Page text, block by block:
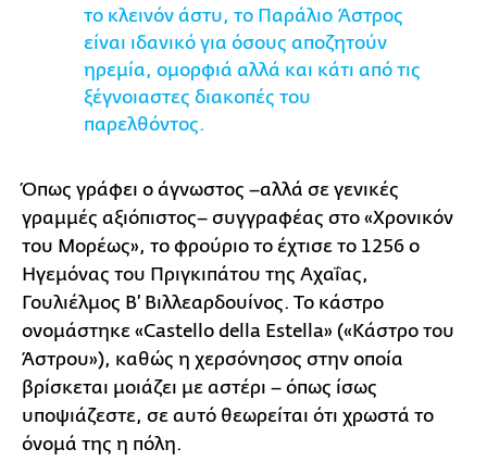
το κλεινόν άστυ, το Παράλιο Άστρος
είναι ιδανικό για όσους αποζητούν
ηρεμία, ομορφιά αλλά και κάτι από τις
ξέγνοιαστες διακοπές του
παρελθόντος.
Όπως γράφει ο άγνωστος –αλλά σε γενικές
γραμμές αξιόπιστος– συγγραφέας στο «Χρονικόν
του Μορέως», το φρούριο το έχτισε το 1256 ο
Ηγεμόνας του Πριγκιπάτου της Αχαΐας,
Γουλιέλμος Β’ Βιλλεαρδουίνος. Το κάστρο
ονομάστηκε «Castello della Estella» («Κάστρο του
Άστρου»), καθώς η χερσόνησος στην οποία
βρίσκεται μοιάζει με αστέρι – όπως ίσως
υποψιάζεστε, σε αυτό θεωρείται ότι χρωστά το
όνομά της η πόλη.